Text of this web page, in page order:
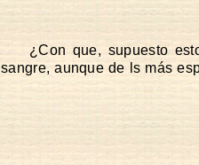
¿Con que, supuesto
sangre, aunque de ls más